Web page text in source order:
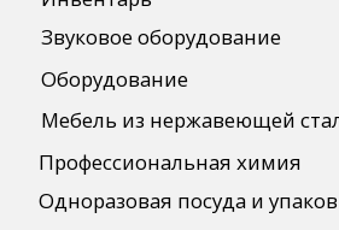
Политика конфиденциальности
Согласие на обработку персональных
данных